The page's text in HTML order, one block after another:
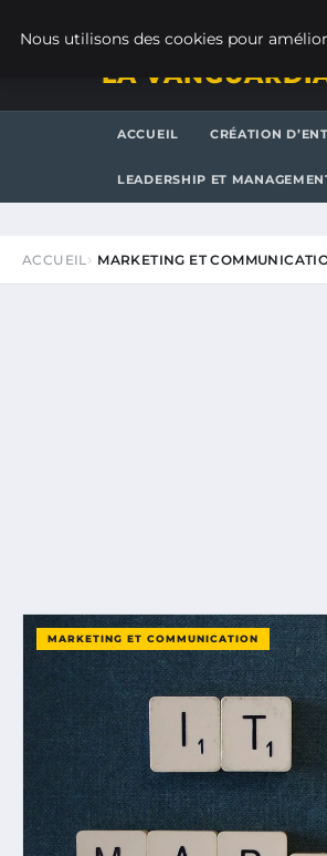
LA
ACCUEIL CRÉATION
LEADERSHIP ET
ACCUEIL MARKETING ET
MARKETING ET COMMUNICATION
Nous utilisons des cookies pour